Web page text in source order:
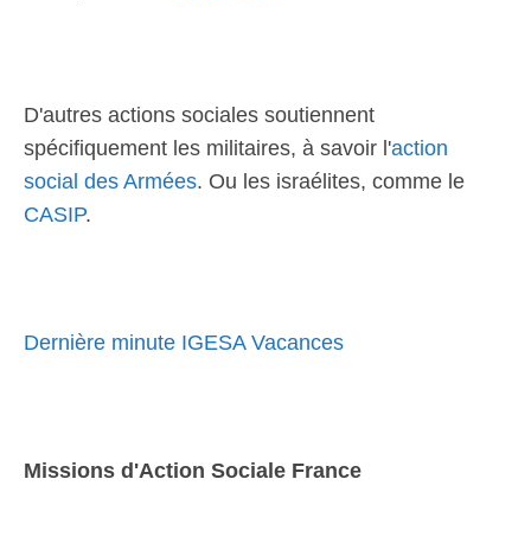
D'autres actions sociales soutiennent
spécifiquement les militaires, à savoir l'action
social des Armées. Ou les israélites, comme le
CASIP.
Dernière minute IGESA Vacances
Missions d'Action Sociale France